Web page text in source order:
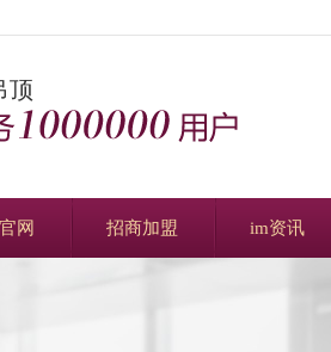
顶
网 招商加盟 im资讯